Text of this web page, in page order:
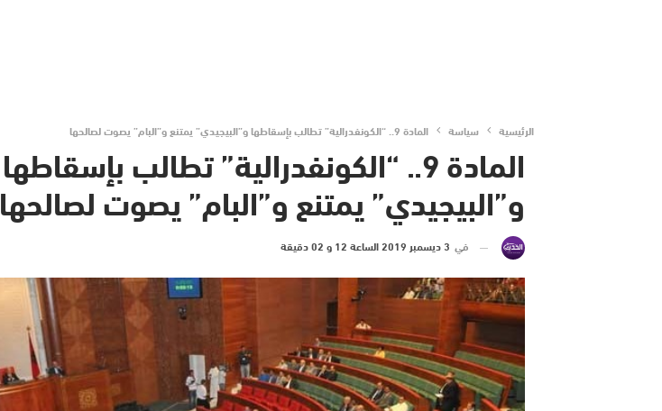
الرئيسية سياسة المادة 9.. “الكونفدرالية” تطالب بإسقاطها و”البيجيدي” يمتنع و”البام” يصوت لصالحها
المادة 9.. “الكونفدرالية” تطالب بإسقاطها
و”البيجيدي” يمتنع و”البام” يصوت لصالحها
في 3 ديسمبر 2019 الساعة 12 و 02 دقيقة